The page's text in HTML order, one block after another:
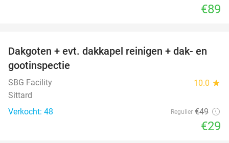
€89
41%
Dakgoten + evt. dakkapel reinigen + dak- en
gootinspectie
SBG Facility 10.0 star
Sittard
Verkocht: 48
Regulier €49
€29